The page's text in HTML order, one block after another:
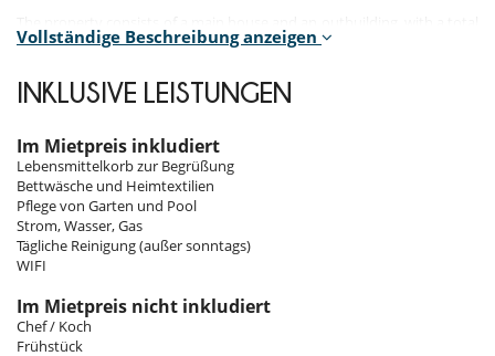
of 10 bedrooms and accommodation for up to 20 people.
in the outbuilding.
Room. This bedroom has 1 double bed 180 cm. Bathroom private,
with bathtub. separate WC room.
Room 2 - Maison principale - 2 :
Room. This bedroom has 1 double bed 180 cm. Bathroom private,
with bathtub. separate WC room.
Room. This bedroom has 1 double bed 180 cm. Bathroom private,
with shower. separate WC room. This bedroom includes also living
area, kitchenette.
Vollständige Beschreibung anzeigen
INKLUSIVE LEISTUNGEN
Im Mietpreis inkludiert
Lebensmittelkorb zur Begrüßung
Bettwäsche und Heimtextilien
Pflege von Garten und Pool
Strom, Wasser, Gas
Tägliche Reinigung (außer sonntags)
WIFI
Im Mietpreis nicht inkludiert
Chef / Koch
Frühstück